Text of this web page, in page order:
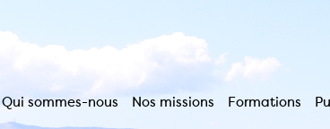
Qui sommes-nous Nos missions Formations